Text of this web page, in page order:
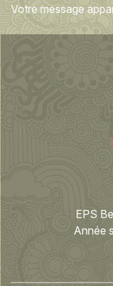
Votre message
EPS
Année